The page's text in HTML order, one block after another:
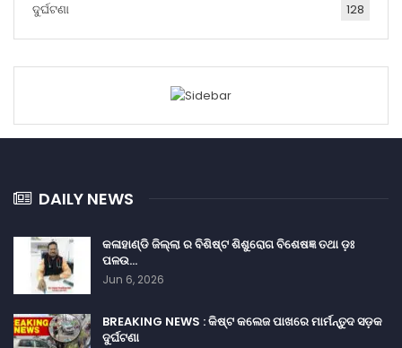
ଦୁର୍ଘଟଣା 128
DAILY NEWS
କଳାହାଣ୍ଡି ଜିଲ୍ଲା ର ବିଶିଷ୍ଟ ଶିଶୁରୋଗ ବିଶେଷଜ୍ଞ ତଥା ଡ଼ଃ
ପଳଉ…
Jun 6, 2026
BREAKING NEWS : କିଷ୍ଟ କଲେଜ ପାଖରେ ମାର୍ମନ୍ତୁଦ ସଡ଼କ
ଦୁର୍ଘଟଣା